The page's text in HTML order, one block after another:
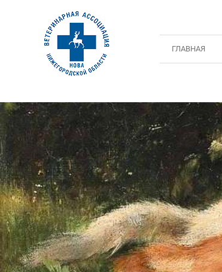
ГЛАВНАЯ